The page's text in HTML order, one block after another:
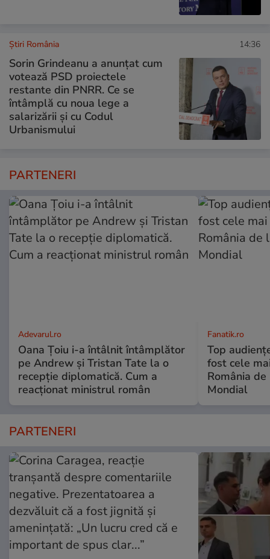
Știri România 14:36
Sorin Grindeanu a anunțat cum
votează PSD proiectele
restante din PNRR. Ce se
întâmplă cu noua lege a
salarizării și cu Codul
Urbanismului
PARTENERI
Adevarul.ro
Oana Țoiu i-a întâlnit întâmplător
pe Andrew și Tristan Tate la o
recepție diplomatică. Cum a
reacționat ministrul român
Fanatik.ro
Top
fost cele
România
Mondial
PARTENERI